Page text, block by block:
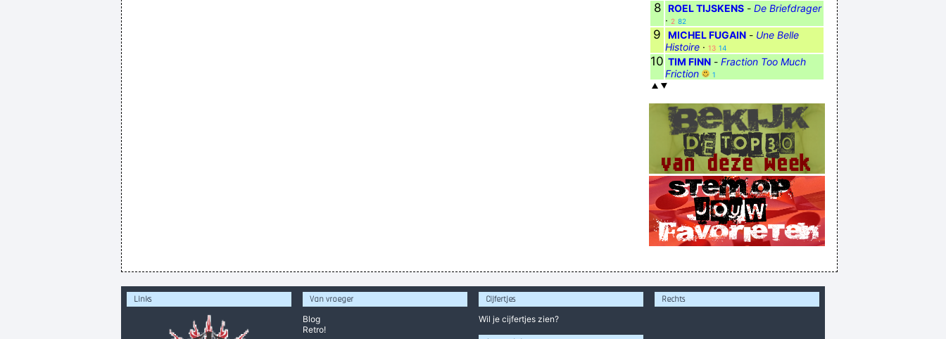
8 ROEL TIJSKENS - De Briefdrager
· 2 82
9 MICHEL FUGAIN - Une Belle
Histoire · 13 14
10 TIM FINN - Fraction Too Much
Friction
1
Links
Van vroeger
Blog
Retro!
Cijfertjes
Wil je cijfertjes zien?
Rechts